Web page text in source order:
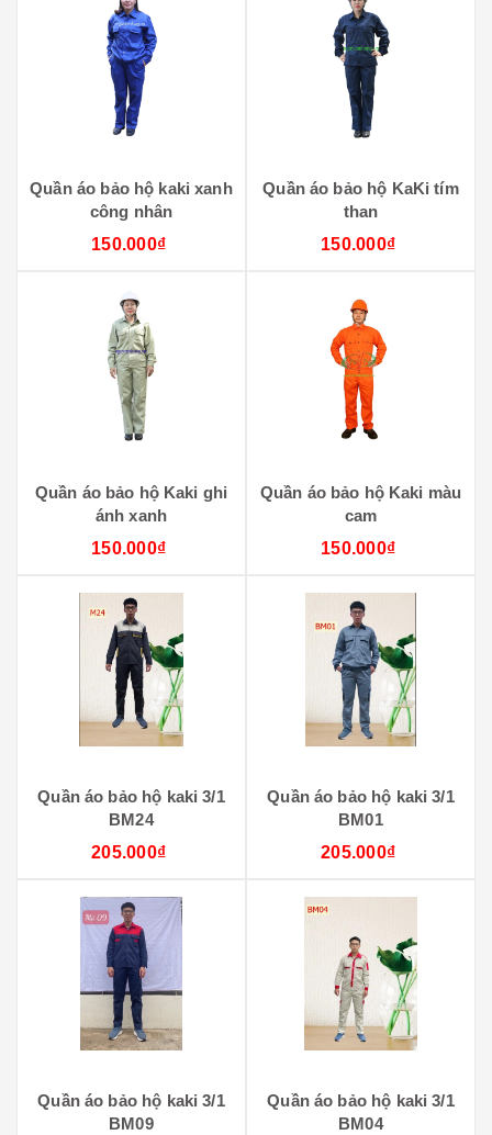
Quần áo bảo hộ kaki xanh
công nhân
150.000₫
Quần áo bảo hộ KaKi tím
than
150.000₫
Quần áo bảo hộ Kaki ghi
ánh xanh
150.000₫
Quần áo bảo hộ Kaki màu
cam
150.000₫
Quần áo bảo hộ kaki 3/1
BM24
205.000₫
Quần áo bảo hộ kaki 3/1
BM01
205.000₫
Quần áo bảo hộ kaki 3/1
BM09
Quần áo bảo hộ kaki 3/1
BM04